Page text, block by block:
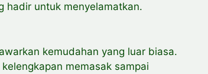
hadir untuk menyelamatkan.
kemudahan yang luar biasa.
memasak sampai